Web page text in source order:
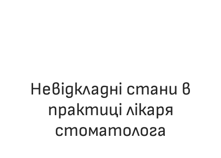
Невідкладні стани в
практиці лікаря
стоматолога